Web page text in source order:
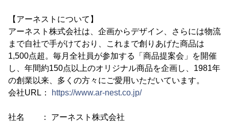
【アーネストについて】
アーネスト株式会社は、企画からデザイン、さらには物流
まで自社で手がけており、これまで創りあげた商品は
1,500点超。毎月全社員が参加する「商品提案会」を開催
し、年間約150点以上のオリジナル商品を企画し、1981年
の創業以来、多くの方々にご愛用いただいています。
会社URL：
https://www.ar-nest.co.jp/
社名 ： アーネスト株式会社